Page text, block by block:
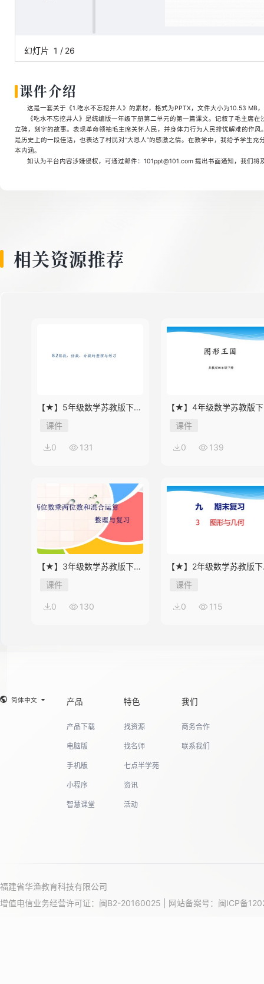
6
7
18
22
幻灯片 1 / 26
课件介绍
这是一套关于《1.吃水不忘挖井人》的素材，格式为PPTX，文件大小为10.53 MB
《吃水不忘挖井人》是统编版一年级下册第二单元的第一篇课文。记叙了毛主席
立碑，刻字的故事。表现革命领袖毛主席关怀人民，并身体力行为人民排忧解难的作
是历史上的一段佳话，也表达了村民对“大恩人”的感激之情。在教学中，我给予学生
本内涵。
如认为平台内容涉嫌侵权，可通过邮件：101ppt@101.com 提出书面通知，我们将
相关资源推荐
【★】5年级数学苏教版下册
课件第8单元《单元复习》
课件
0 131
【★】4年级数学苏教版
课件第9单元《单元复习》
课件
0 139
【★】3年级数学苏教版下册
课件第10单元《单元复习》
课件
0 130
【★】2年级数学苏教版
课件第9单元《期末复习》
课件
0 115
简体中文 产品
产品下载
电脑版
手机版
小程序
智慧课堂
特色
找资源
找名师
七点半学苑
资讯
活动
我们
商务合作
联系我们
福建省华渔教育科技有限公司
增值电信业务经营许可证：闽B2-20160025 | 网站备案号： 闽ICP备